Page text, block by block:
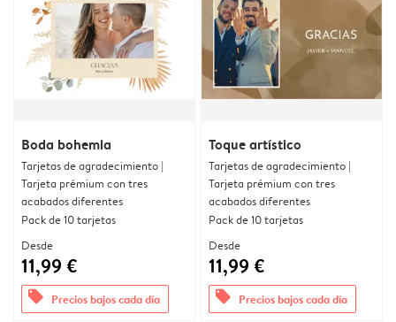
Boda bohemia
Tarjetas de agradecimiento |
Tarjeta prémium con tres
acabados diferentes
Pack de 10 tarjetas
Desde
11,99 €
offers Precios bajos cada día
Toque artístico
Tarjetas de agradecimiento |
Tarjeta prémium con tres
acabados diferentes
Pack de 10 tarjetas
Desde
11,99 €
offers Precios bajos cada día